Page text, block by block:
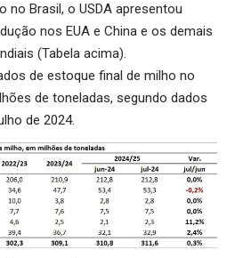
no Brasil, o USDA apresentou
nos EUA e China e os demais
(Tabela acima).
de estoque final de milho no
de toneladas, segundo dados
de 2024.